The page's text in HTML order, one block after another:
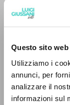
Questo sito
Utilizziamo i
annunci, per
analizzare il
informazioni sul
Giussani Luigi
0